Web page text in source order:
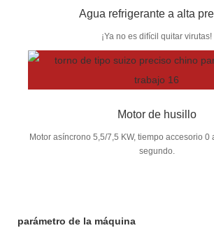
Agua refrigerante a alta
¡Ya no es difícil quitar virutas!
Motor de husillo
Motor asíncrono 5,5/7,5 KW, tiempo accesorio 0
segundo.
parámetro de la máquina